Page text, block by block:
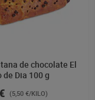
de chocolate El
de Dia 100 g
(5,50 €/KILO)